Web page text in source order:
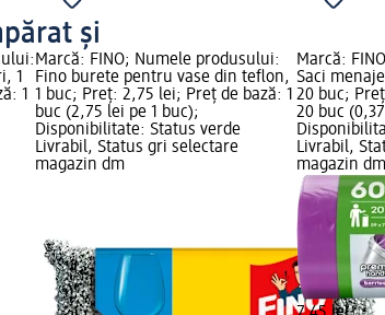
și
1
1
Marcă: FINO; Numele produsului:
Fino burete pentru vase din teflon,
1 buc; Preț: 2,75 lei; Preț de bază: 1
buc (2,75 lei pe 1 buc);
Disponibilitate: Status verde
Livrabil, Status gri selectare
magazin dm
Marcă:
Saci
20 buc;
20 buc
Livrabil,
magazin dm